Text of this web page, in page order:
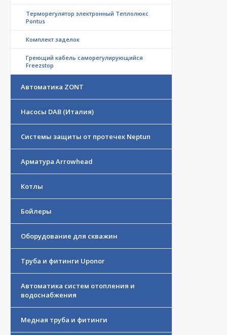
Терморегулятор электронный Теплолюкс
Pontus
Комплект заделок
Греющий кабель саморегулирующийся
Freezstop
Автоматика ZONT
Насосы DAB (Италия)
Системы защиты от протечек Neptun
Арматура Arrowhead
Котлы
Бойлеры
Оборудование для скважин
Труба и фитинги Uponor
Автоматика систем отопления и
водоснабжения
Медная труба и фитинги